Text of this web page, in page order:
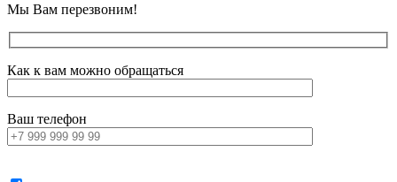
Мы Вам перезвоним!
Как к вам можно обращаться
Ваш телефон